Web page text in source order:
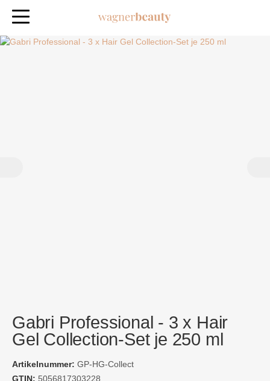
Gabri Professional - 3 x Hair
Gel Collection-Set je 250 ml
Artikelnummer: GP-HG-Collect
GTIN: 5056817303228